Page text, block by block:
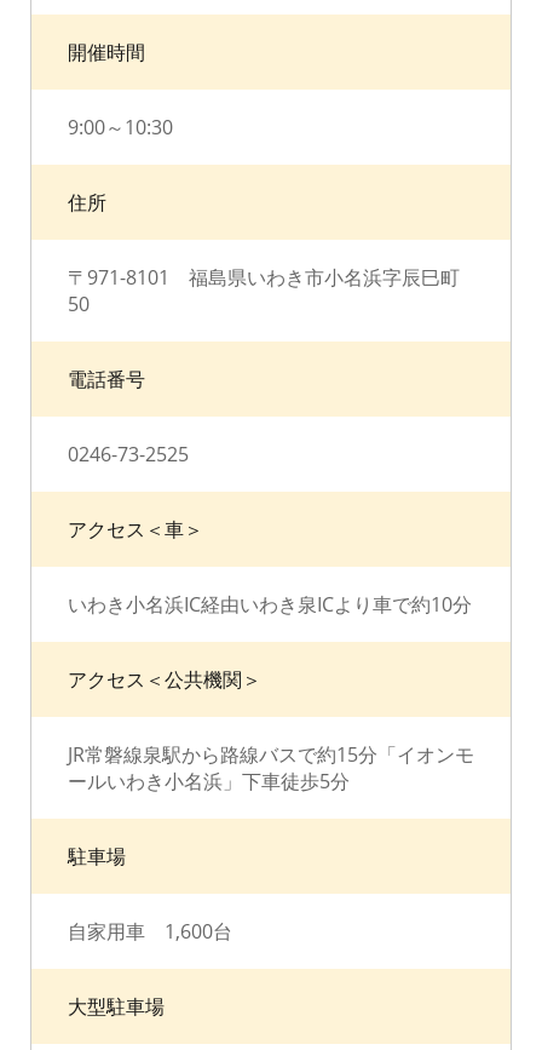
開催時間
9:00～10:30
住所
〒971-8101 福島県いわき市小名浜字辰巳町
50
電話番号
0246-73-2525
アクセス＜車＞
いわき小名浜IC経由いわき泉ICより車で約10分
アクセス＜公共機関＞
JR常磐線泉駅から路線バスで約15分「イオンモ
ールいわき小名浜」下車徒歩5分
駐車場
自家用車 1,600台
大型駐車場